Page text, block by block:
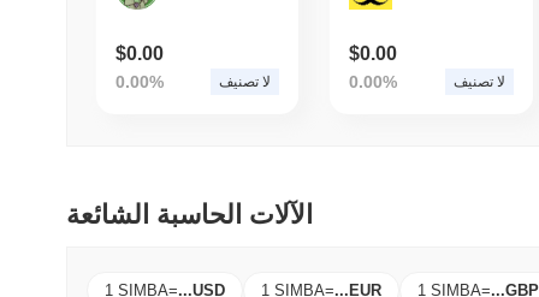
$0.00
0.00% لا تصنيف
$0.00
0.00% لا تصنيف
الآلات الحاسبة الشائعة
1 SIMBA=...USD 1 SIMBA=...EUR 1 SIMBA=...GBP